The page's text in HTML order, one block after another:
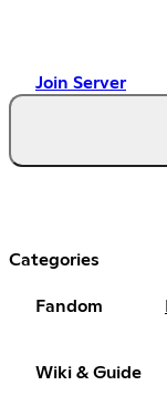
Join Server
Categories
Fandom
Wiki & Guide